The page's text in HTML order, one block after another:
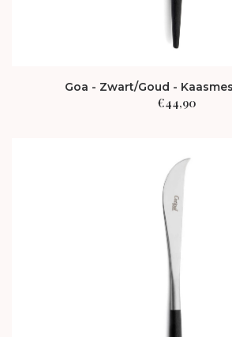
Goa - Zwart/Goud -
€44,90